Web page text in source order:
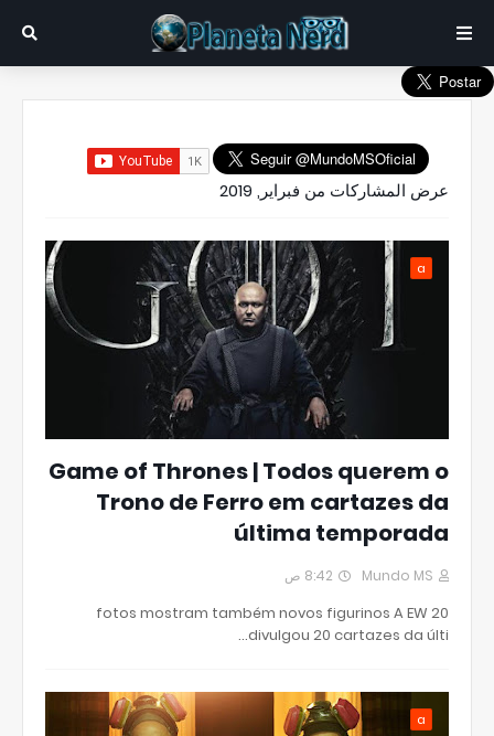
عرض المشاركات من فبراير, 2019
a
Game of Thrones | Todos querem o
Trono de Ferro em cartazes da
última temporada
Mundo MS 8:42 ص
20 fotos mostram também novos figurinos A EW
divulgou 20 cartazes da últi…
a